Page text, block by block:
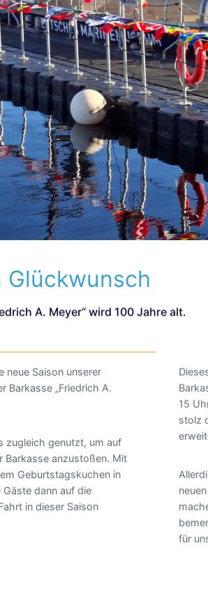
A. Meyer“ wird 100 Jahre alt.
neue Saison unserer
Barkasse „Friedrich A.
zugleich genutzt, um auf
Barkasse anzustoßen. Mit
Geburtstagskuchen in
dann auf die
in dieser Saison
15
stolz
für